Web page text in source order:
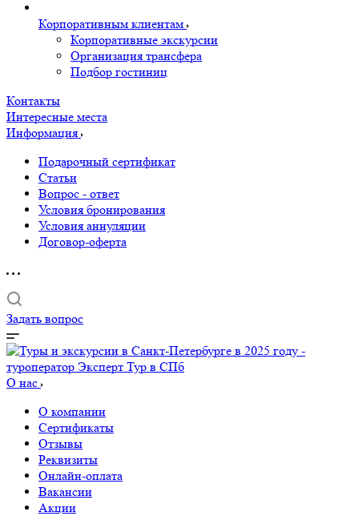
Корпоративным клиентам
Корпоративные экскурсии
Организация трансфера
Подбор гостиниц
Контакты
Интересные места
Информация
Подарочный сертификат
Статьи
Вопрос - ответ
Условия бронирования
Условия аннуляции
Договор-оферта
Задать вопрос
О нас
О компании
Сертификаты
Отзывы
Реквизиты
Онлайн-оплата
Вакансии
Акции